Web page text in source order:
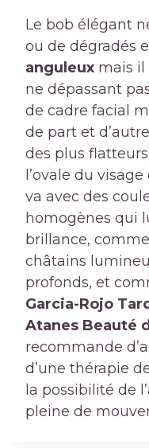
Le bob élégant
ou de dégradés
anguleux mais il
ne dépassant
de cadre facial
de part et
des plus
l’ovale du
va avec des
homogènes qui
brillance,
châtains
profonds, et
Garcia-Rojo
Atanes Beauté
recommande
d’une thérapie
la possibilité de
pleine de